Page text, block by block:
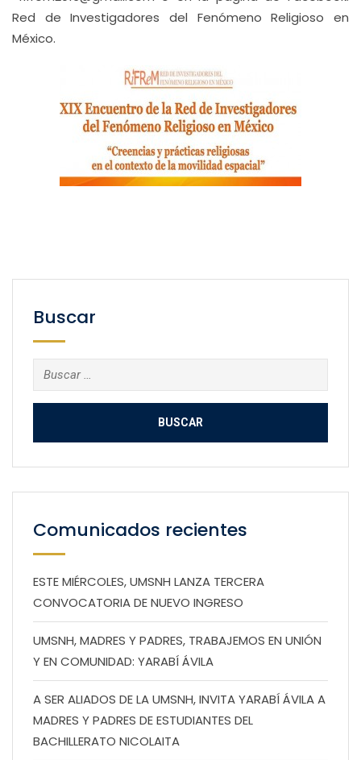
Red de Investigadores del Fenómeno Religioso en
México.
Buscar
Buscar:
Comunicados recientes
ESTE MIÉRCOLES, UMSNH LANZA TERCERA
CONVOCATORIA DE NUEVO INGRESO
UMSNH, MADRES Y PADRES, TRABAJEMOS EN UNIÓN
Y EN COMUNIDAD: YARABÍ ÁVILA
A SER ALIADOS DE LA UMSNH, INVITA YARABÍ ÁVILA A
MADRES Y PADRES DE ESTUDIANTES DEL
BACHILLERATO NICOLAITA